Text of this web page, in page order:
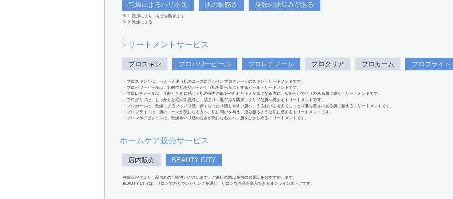
乾燥によるハリ不足 肌の敏感さ 複数の肌悩みがある
※１ 洗浄によりニキビを防ぎます
※２ 乾燥による
トリートメントサービス
プロスキン プロパワーピール プロレチノール プロクリア プロカーム プロブライト
・プロスキンとは、一人一人違う肌のニーズに合わせたプログレードのスキントリートメントです。
・プロパワーピールは、乳酸で肌をやわらかく（肌を滑らかに）するピールトリートメントです。
・プロレチノールは、年齢とともに感じる肌の弾力の低下や乱れたキメが気になる方に。なめらかでハリのある肌に導くトリートメントです。
・プロクリアは、しっかりと毛穴を洗浄し、詰まり・黒ずみを防ぎ、クリアな肌へ整えるトリートメントです。
・プロカームは、乾燥によるツッパリ感・赤くなったり感じやすい肌へ。うるおいを与えてしっとり落ち着きのある肌に整えるトリートメントです。
・プロブライトは、肌のトーンが気になる方へ。肌に潤いを与え、澄み渡るような肌に整えるトリートメントです。
・プロマルチビタミンは、乾燥やハリ感のなさが気になる方へ。肌をひきしめるトリートメントです。
ホームケア販売サービス
店内販売 BEAUTY CITY
在庫状況により、品切れの可能性がございます。ご来店の際は事前のお電話をおすすめします。
BEAUTY CITYは、サロンでのカウンセリングを通じ、サロン専売品を購入できるオンラインストアです。